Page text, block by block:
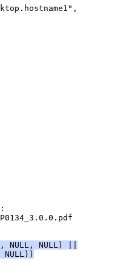
NULL, NULL) ||
NULL))